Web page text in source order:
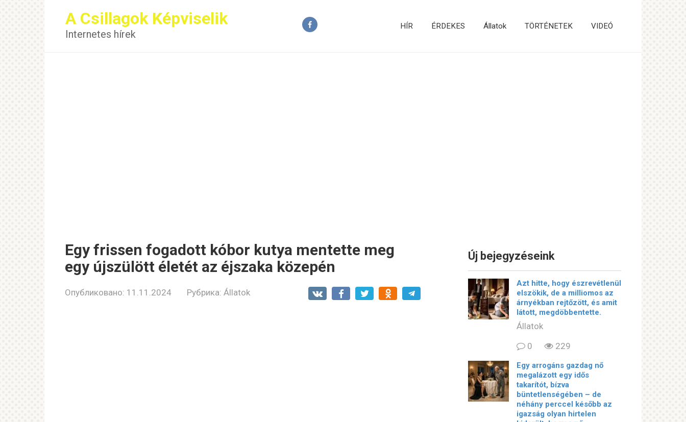
A Csillagok Képviselik
Internetes hírek
HÍR ÉRDEKES Állatok TÖRTÉNETEK VIDEÓ
Egy frissen fogadott kóbor kutya mentette meg
egy újszülött életét az éjszaka közepén
Опубликовано: 11.11.2024 Рубрика: Állatok
Új bejegyzéseink
Azt hitte, hogy észrevétlenül
elszökik, de a milliomos az
árnyékban rejtőzött, és amit
látott, megdöbbentette.
Állatok
0
229
Egy arrogáns gazdag nő
megalázott egy idős
takarítót, bízva
büntetlenségében – de
néhány perccel később az
igazság olyan hirtelen